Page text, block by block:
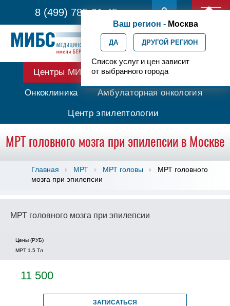
8 (499) 785-91-45
Ваш регион - Москва
ДА ДРУГОЙ РЕГИОН
Список услуг и цен зависит
от выбранного города
Центры МИБС Протонная терапия
Онкоклиника Амбулаторная онкология
Центр эпилептологии
МРТ головного мозга при эпилепсии в Москве
Главная МРТ МРТ головы
МРТ головного
мозга при эпилепсии
МРТ головного мозга при эпилепсии
Цены (РУБ)
МРТ 1.5 Tл
11 500
ЗАПИСАТЬСЯ